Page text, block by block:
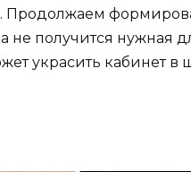
Продолжаем
не получится нужная
украсить кабинет в